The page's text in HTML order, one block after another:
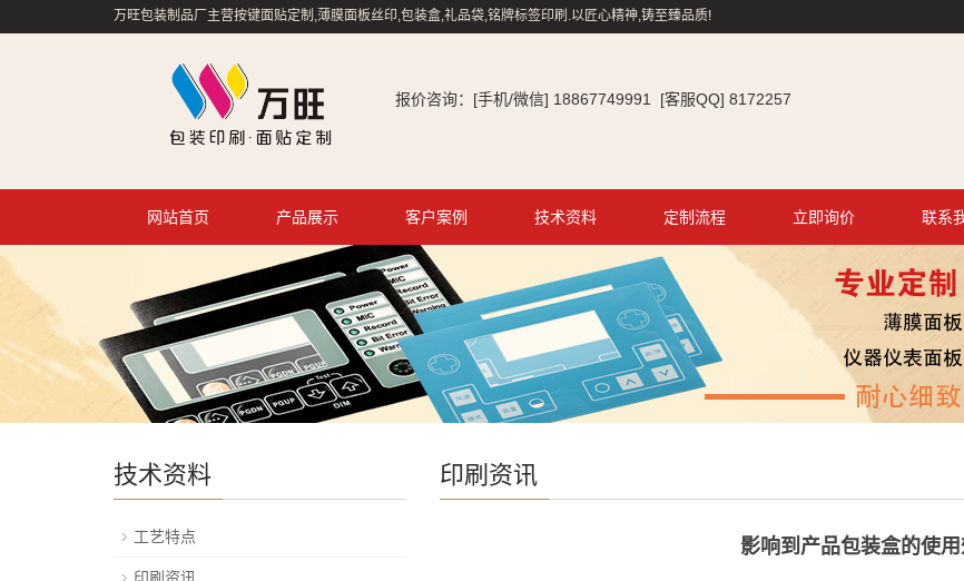
万旺包装制品厂主营按键面贴定制,薄膜面板丝印,包装盒,礼品袋,铭牌标签印刷.以匠心精神,铸至臻品质!
报价咨询：[手机/微信] 18867749991 [客服QQ] 8172257
网站首页 产品展示 客户案例 技术资料 定制流程 立即询价 联系
印刷资讯
影响到产品包装盒的使
技术资料
工艺特点